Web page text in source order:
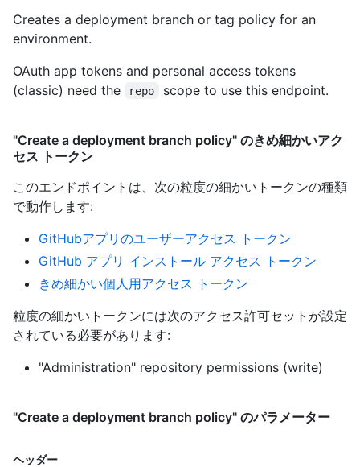
Creates a deployment branch or tag policy for an
environment.
OAuth app tokens and personal access tokens
(classic) need the
repo scope to use this endpoint.
"Create a deployment branch policy" のきめ細かいアク
セス トークン
このエンドポイントは、次の粒度の細かいトークンの種類
で動作します:
GitHubアプリのユーザーアクセス トークン
GitHub アプリ インストール アクセス トークン
きめ細かい個人用アクセス トークン
粒度の細かいトークンには次のアクセス許可セットが設定
されている必要があります:
"Administration" repository permissions (write)
"Create a deployment branch policy" のパラメーター
ヘッダー